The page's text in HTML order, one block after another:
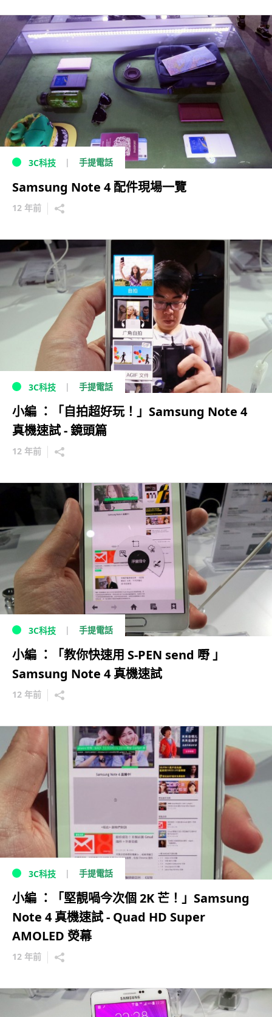
3C科技 手提電話
Samsung Note 4 配件現場一覽
12 年前
3C科技 手提電話
小編 ：「自拍超好玩！」Samsung Note 4
真機速試 - 鏡頭篇
12 年前
3C科技 手提電話
小編 ：「教你快速用 S-PEN send 嘢 」
Samsung Note 4 真機速試
12 年前
3C科技 手提電話
小編 ：「堅靚喎今次個 2K 芒！」Samsung
Note 4 真機速試 - Quad HD Super
AMOLED 熒幕
12 年前